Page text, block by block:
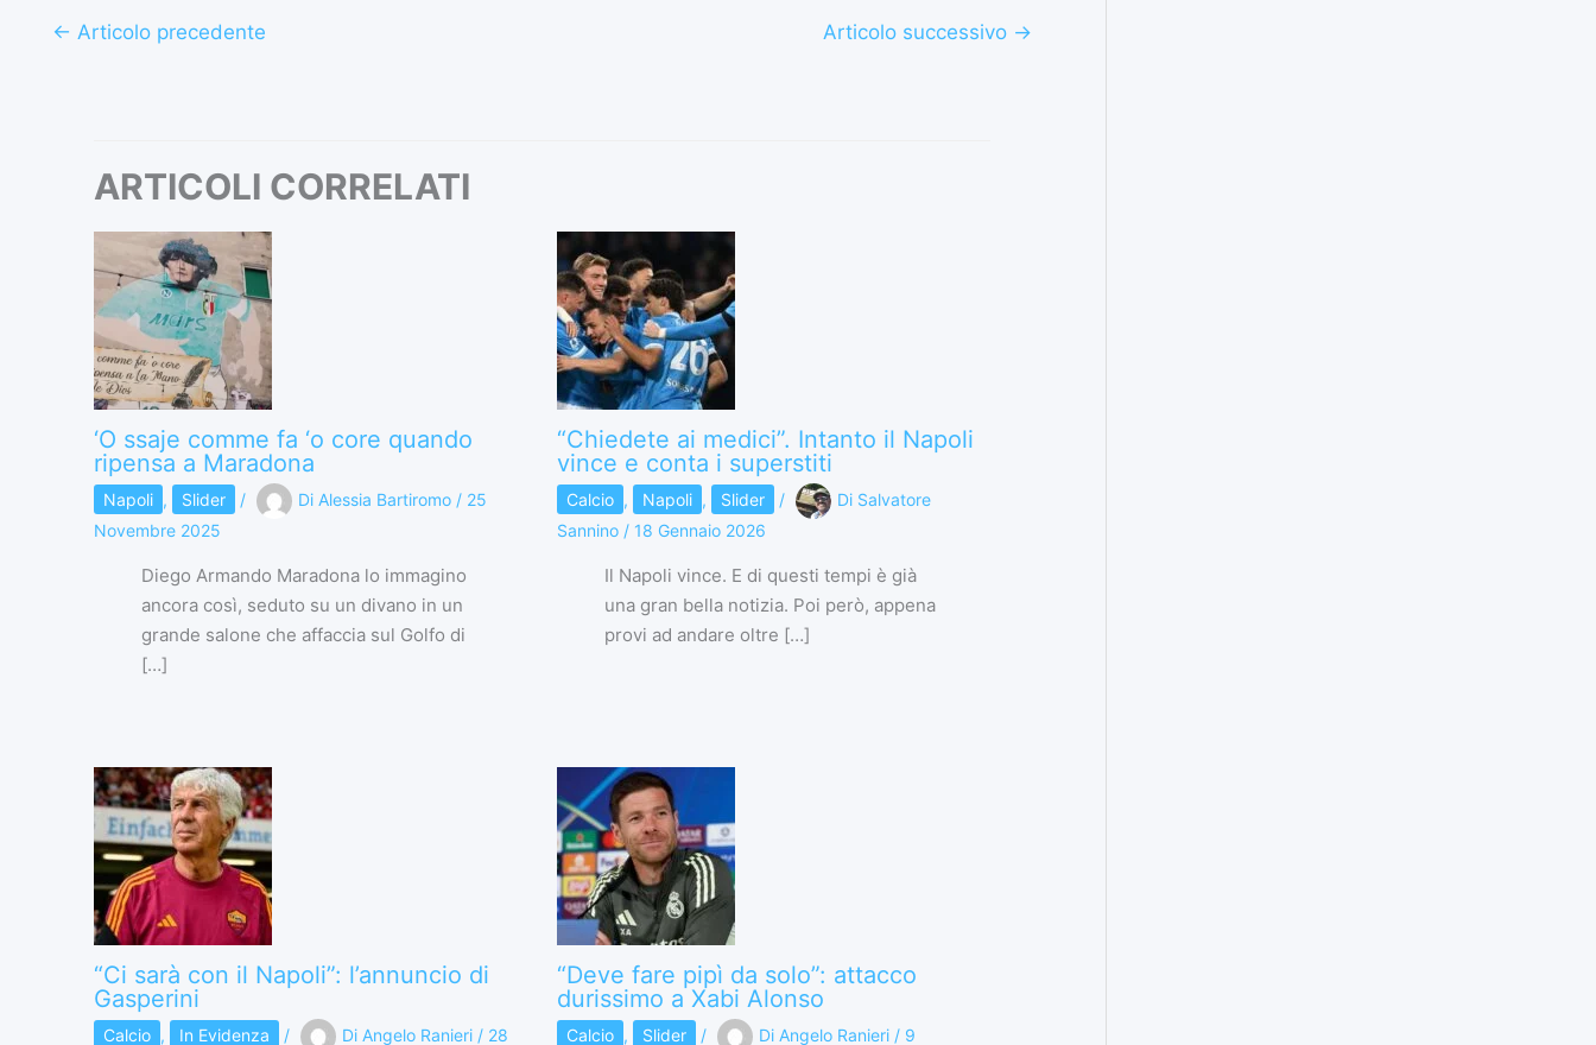
← Articolo precedente Articolo successivo →
ARTICOLI CORRELATI
‘O ssaje comme fa ‘o core quando
ripensa a Maradona
Napoli , Slider / Di Alessia Bartiromo / 25
Novembre 2025
Diego Armando Maradona lo immagino
ancora così, seduto su un divano in un
grande salone che affaccia sul Golfo di
[…]
“Chiedete ai medici”. Intanto il Napoli
vince e conta i superstiti
Calcio , Napoli , Slider / Di Salvatore
Sannino / 18 Gennaio 2026
Il Napoli vince. E di questi tempi è già
una gran bella notizia. Poi però, appena
provi ad andare oltre […]
“Ci sarà con il Napoli”: l’annuncio di
Gasperini
Calcio , In Evidenza / Di Angelo Ranieri / 28
“Deve fare pipì da solo”: attacco
durissimo a Xabi Alonso
Calcio , Slider / Di Angelo Ranieri / 9